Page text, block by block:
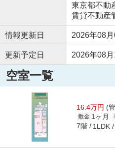
東京都不動
賃貸不動産
情報更新日 2026年08月
更新予定日 2026年08月
空室一覧
16.4万円 (
敷金 1ヶ月
7階 1LDK